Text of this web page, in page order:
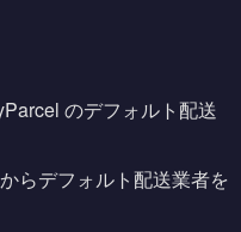
のデフォルト配送
らデフォルト配送業者を